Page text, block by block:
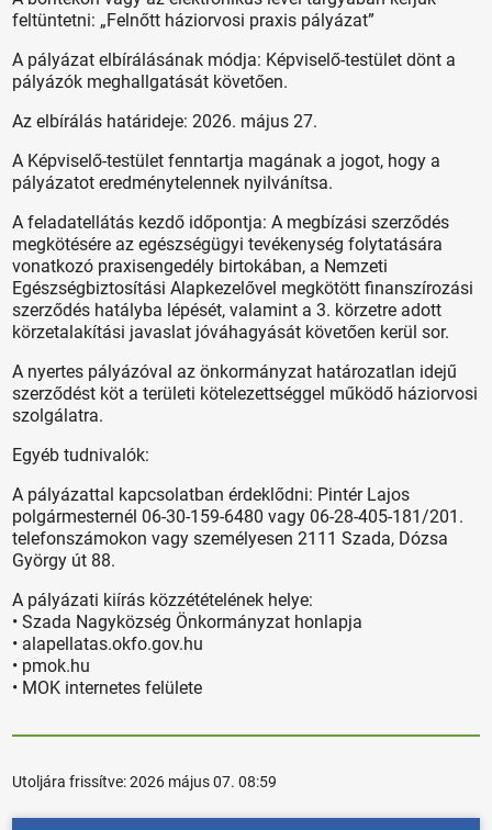
feltüntetni: „Felnőtt háziorvosi praxis pályázat”
A pályázat elbírálásának módja: Képviselő-testület dönt a
pályázók meghallgatását követően.
Az elbírálás határideje: 2026. május 27.
A Képviselő-testület fenntartja magának a jogot, hogy a
pályázatot eredménytelennek nyilvánítsa.
A feladatellátás kezdő időpontja: A megbízási szerződés
megkötésére az egészségügyi tevékenység folytatására
vonatkozó praxisengedély birtokában, a Nemzeti
Egészségbiztosítási Alapkezelővel megkötött finanszírozási
szerződés hatályba lépését, valamint a 3. körzetre adott
körzetalakítási javaslat jóváhagyását követően kerül sor.
A nyertes pályázóval az önkormányzat határozatlan idejű
szerződést köt a területi kötelezettséggel működő háziorvosi
szolgálatra.
Egyéb tudnivalók:
A pályázattal kapcsolatban érdeklődni: Pintér Lajos
polgármesternél 06-30-159-6480 vagy 06-28-405-181/201.
telefonszámokon vagy személyesen 2111 Szada, Dózsa
György út 88.
A pályázati kiírás közzétételének helye:
• Szada Nagyközség Önkormányzat honlapja
• alapellatas.okfo.gov.hu
• pmok.hu
• MOK internetes felülete
Utoljára frissítve:2026 május 07. 08:59